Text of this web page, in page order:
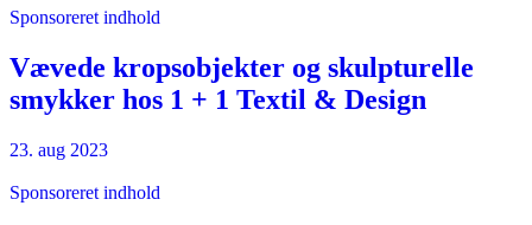
Sponsoreret indhold
Vævede kropsobjekter og skulpturelle
smykker hos 1 + 1 Textil & Design
23. aug 2023
Sponsoreret indhold